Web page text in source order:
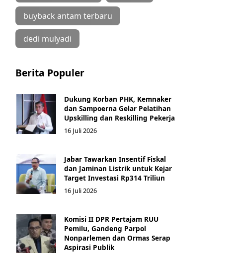
buyback antam terbaru
dedi mulyadi
Berita Populer
Dukung Korban PHK, Kemnaker
dan Sampoerna Gelar Pelatihan
Upskilling dan Reskilling Pekerja
16 Juli 2026
Jabar Tawarkan Insentif Fiskal
dan Jaminan Listrik untuk Kejar
Target Investasi Rp314 Triliun
16 Juli 2026
Komisi II DPR Pertajam RUU
Pemilu, Gandeng Parpol
Nonparlemen dan Ormas Serap
Aspirasi Publik